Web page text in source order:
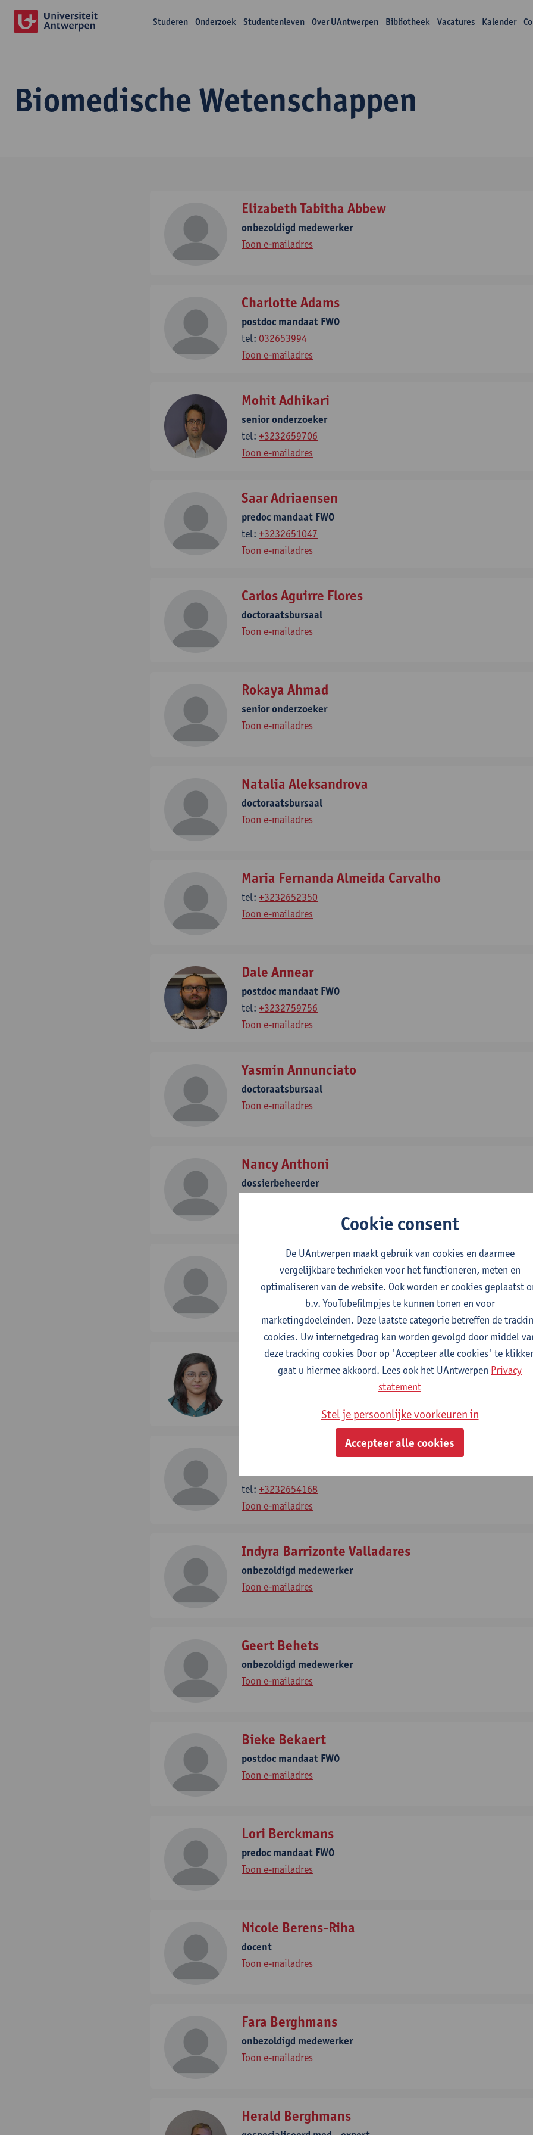
Studeren Onderzoek Studentenleven Over UAntwerpen Bibliotheek Vacatures Kalender
Biomedische Wetenschappen
Elizabeth Tabitha Abbew
onbezoldigd medewerker
Toon e-mailadres
Charlotte Adams
postdoc mandaat FWO
tel: 032653994
Toon e-mailadres
Mohit Adhikari
senior onderzoeker
tel: +3232659706
Toon e-mailadres
Saar Adriaensen
predoc mandaat FWO
tel: +3232651047
Toon e-mailadres
Carlos Aguirre Flores
doctoraatsbursaal
Toon e-mailadres
Rokaya Ahmad
senior onderzoeker
Toon e-mailadres
Natalia Aleksandrova
doctoraatsbursaal
Toon e-mailadres
Maria Fernanda Almeida Carvalho
tel: +3232652350
Toon e-mailadres
Dale Annear
postdoc mandaat FWO
tel: +3232759756
Toon e-mailadres
Yasmin Annunciato
doctoraatsbursaal
Toon e-mailadres
Nancy Anthoni
dossierbeheerder
Kevin Ariën
hoogleraar
+3232476631
Toon e-mailadres
Sheba Ann Babu
postdoctoraal bursaal
Alvaro Baeza Garcia
tel: +3232654168
Toon e-mailadres
Indyra Barrizonte Valladares
onbezoldigd medewerker
Toon e-mailadres
Geert Behets
onbezoldigd medewerker
Toon e-mailadres
Bieke Bekaert
postdoc mandaat FWO
Toon e-mailadres
Lori Berckmans
predoc mandaat FWO
Toon e-mailadres
Nicole Berens-Riha
docent
Toon e-mailadres
Fara Berghmans
onbezoldigd medewerker
Toon e-mailadres
Herald Berghmans
Cookie consent
De UAntwerpen maakt gebruik van cookies en daarmee
vergelijkbare technieken voor het functioneren, meten en
optimaliseren van de website. Ook worden er cookies geplaatst
b.v. YouTubefilmpjes te kunnen tonen en voor
marketingdoeleinden. Deze laatste categorie betreffen de
cookies. Uw internetgedrag kan worden gevolgd door middel
deze tracking cookies Door op 'Accepteer alle cookies' te
gaat u hiermee akkoord. Lees ook het UAntwerpen Privacy
statement
Stel je persoonlijke voorkeuren in
Accepteer alle cookies